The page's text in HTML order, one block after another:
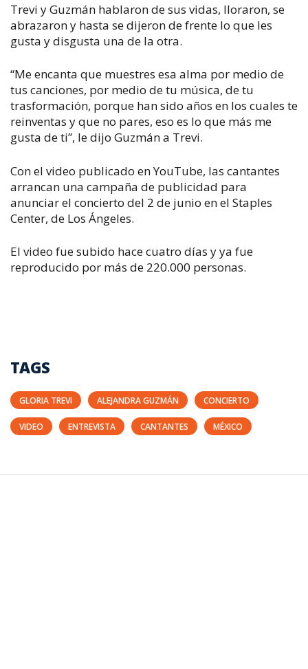
Trevi y Guzmán hablaron de sus vidas, lloraron, se
abrazaron y hasta se dijeron de frente lo que les
gusta y disgusta una de la otra.
“Me encanta que muestres esa alma por medio de
tus canciones, por medio de tu música, de tu
trasformación, porque han sido años en los cuales te
reinventas y que no pares, eso es lo que más me
gusta de ti”, le dijo Guzmán a Trevi.
Con el video publicado enYouTube, las cantantes
arrancan una campaña de publicidad para
anunciar el concierto del 2 de junio en el Staples
Center, de Los Ángeles.
El video fue subido hace cuatro días y ya fue
reproducido por más de 220.000 personas.
TAGS
GLORIA TREVI ALEJANDRA GUZMÁN CONCIERTO
VIDEO ENTREVISTA CANTANTES MÉXICO